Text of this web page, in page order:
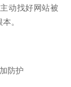
动找好网站被
。
防护